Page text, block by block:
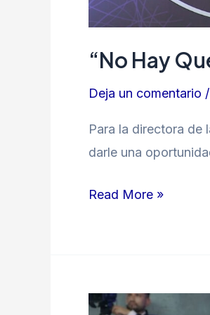
“No Hay
Deja un comentario /
Para la directora de
darle una
Read More »
5